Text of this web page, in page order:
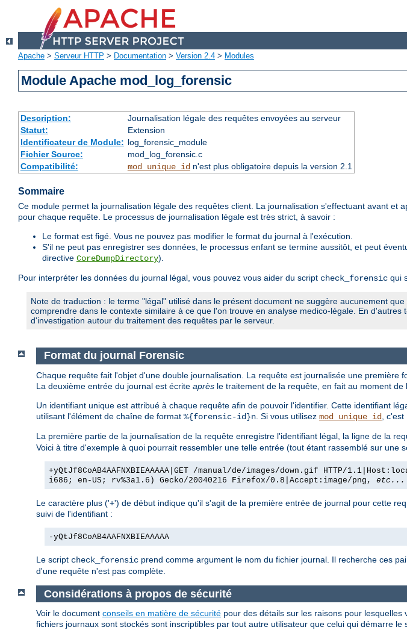
Apache > Serveur HTTP > Documentation > Version 2.4 > Modules
Module Apache mod_log_forensic
Description:
Journalisation légale des requêtes envoyées au serveur
Statut:
Extension
Identificateur de Module: log_forensic_module
Fichier Source:
mod_log_forensic.c
Compatibilité:
mod_unique_idn'est plus obligatoire depuis la version 2.1
Sommaire
Ce module permet la journalisation légale des requêtes client. La journalisation s'effectuant avant et
pour chaque requête. Le processus de journalisation légale est très strict, à savoir :
Le format est figé. Vous ne pouvez pas modifier le format du journal à l'exécution.
S'il ne peut pas enregistrer ses données, le processus enfant se termine aussitôt, et peut
directive CoreDumpDirectory).
Pour interpréter les données du journal légal, vous pouvez vous aider du script check_forensic qui
Note de traduction : le terme "légal" utilisé dans le présent document ne suggère aucunement
comprendre dans le contexte similaire à ce que l'on trouve en analyse medico-légale. En
d'investigation autour du traitement des requêtes par le serveur.
Format du journal Forensic
Chaque requête fait l'objet d'une double journalisation. La requête est journalisée une première
La deuxième entrée du journal est écrite après le traitement de la requête, en fait au moment de
Un identifiant unique est attribué à chaque requête afin de pouvoir l'identifier. Cette identifiant
utilisant l'élément de chaîne de format %{forensic-id}n . Si vous utilisez mod_unique_id ,
La première partie de la journalisation de la requête enregistre l'identifiant légal, la ligne de la
Voici à titre d'exemple à quoi pourrait ressembler une telle entrée (tout étant rassemblé sur une
+yQtJf8CoAB4AAFNXBIEAAAAA|GET /manual/de/images/down.gif HTTP/
i686; en-US; rv%3a1.6) Gecko/20040216 Firefox/0.8|Accept:image/png, etc...
Le caractère plus ('+') de début indique qu'il s'agit de la première entrée de journal pour cette
suivi de l'identifiant :
-yQtJf8CoAB4AAFNXBIEAAAAA
Le script check_forensic prend comme argument le nom du fichier journal. Il recherche ces
d'une requête n'est pas complète.
Considérations à propos de sécurité
Voir le document conseils en matière de sécurité pour des détails sur les raisons pour
fichiers journaux sont stockés sont inscriptibles par tout autre utilisateur que celui qui démarre le